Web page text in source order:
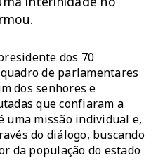
dos 70
de parlamentares
dos senhores e
que confiaram a
uma missão individual e,
do diálogo, buscando
da população do estado